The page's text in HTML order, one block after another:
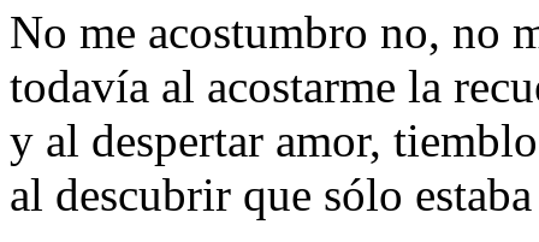
No me acostumbro no, no
todavía al acostarme la
y al despertar amor,
al descubrir que sólo